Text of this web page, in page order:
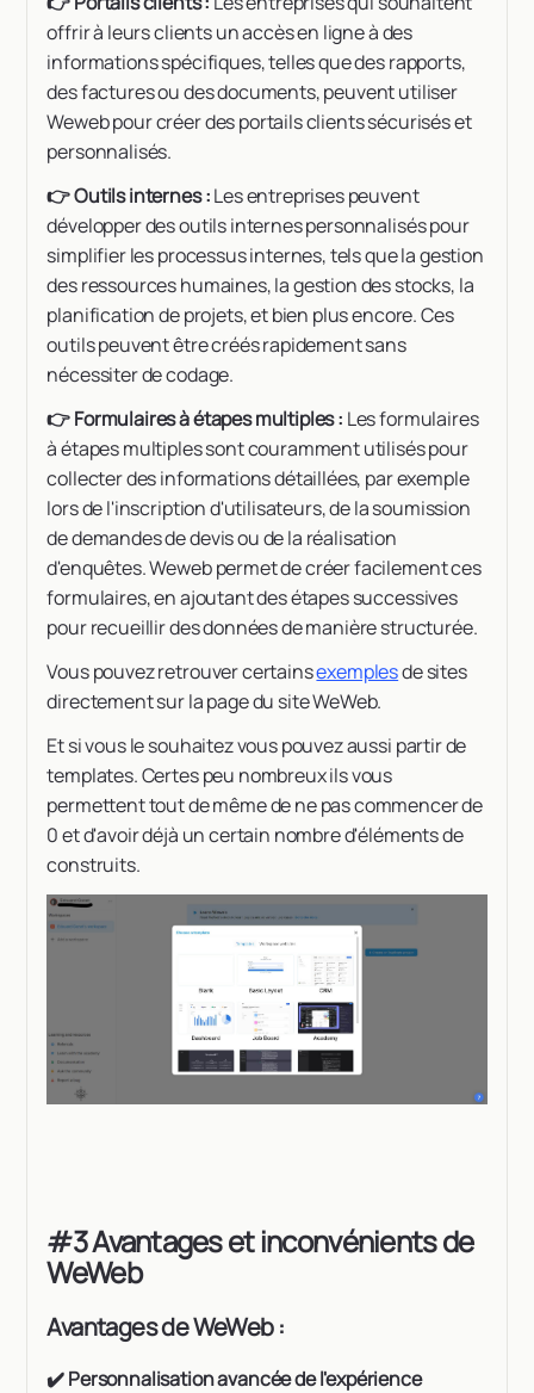
offrir à leurs clients un accès en ligne à des
informations spécifiques, telles que des rapports,
des factures ou des documents, peuvent utiliser
Weweb pour créer des portails clients sécurisés et
personnalisés.
👉 Outils internes :Les entreprises peuvent
développer des outils internes personnalisés pour
simplifier les processus internes, tels que la gestion
des ressources humaines, la gestion des stocks, la
planification de projets, et bien plus encore. Ces
outils peuvent être créés rapidement sans
nécessiter de codage.
👉 Formulaires à étapes multiples : Les formulaires
à étapes multiples sont couramment utilisés pour
collecter des informations détaillées, par exemple
lors de l'inscription d'utilisateurs, de la soumission
de demandes de devis ou de la réalisation
d'enquêtes. Weweb permet de créer facilement ces
formulaires, en ajoutant des étapes successives
pour recueillir des données de manière structurée.
Vous pouvez retrouver certainsexemplesde sites
directement sur la page du site WeWeb.
Et si vous le souhaitez vous pouvez aussi partir de
templates. Certes peu nombreux ils vous
permettent tout de même de ne pas commencer de
0 et d'avoir déjà un certain nombre d'éléments de
construits.
#3 Avantages et inconvénients de
WeWeb
Avantages de WeWeb :
✔️ Personnalisation avancée de l'expérience